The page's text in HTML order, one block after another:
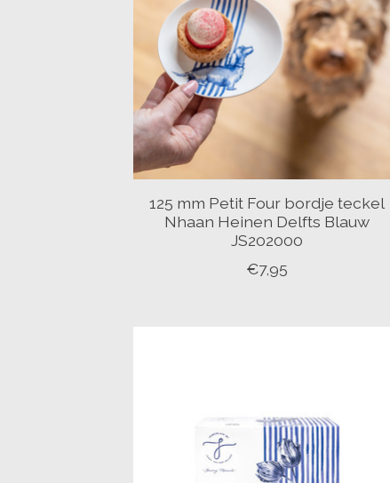
125 mm Petit Four bordje teckel
Nhaan Heinen Delfts Blauw
JS202000
€7,95